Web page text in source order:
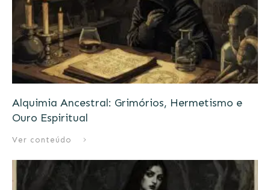
Alquimia Ancestral: Grimórios, Hermetismo e
Ouro Espiritual
Ver conteúdo